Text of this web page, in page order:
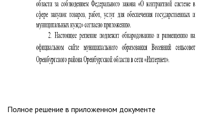
Полное решение в приложенном документе